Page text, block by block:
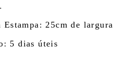
25cm de largura
5 dias úteis